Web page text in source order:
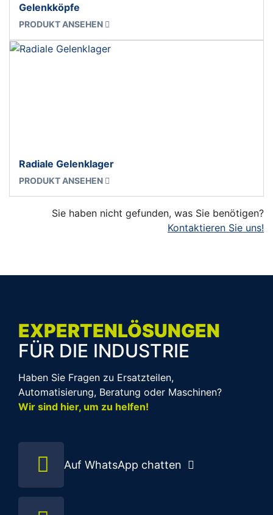
Gelenkköpfe
PRODUKT ANSEHEN
Radiale Gelenklager
PRODUKT ANSEHEN
Sie haben nicht gefunden, was Sie benötigen?
Kontaktieren Sie uns!
EXPERTENLÖSUNGEN
FÜR DIE INDUSTRIE
Haben Sie Fragen zu Ersatzteilen,
Automatisierung, Beratung oder Maschinen?
Wir sind hier, um zu helfen!
Auf WhatsApp chatten